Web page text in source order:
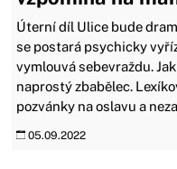
Úterní díl Ulice bude
se postará psychicky
vymlouvá sebevraždu.
naprostý zbabělec.
pozvánky na oslavu a
05.09.2022